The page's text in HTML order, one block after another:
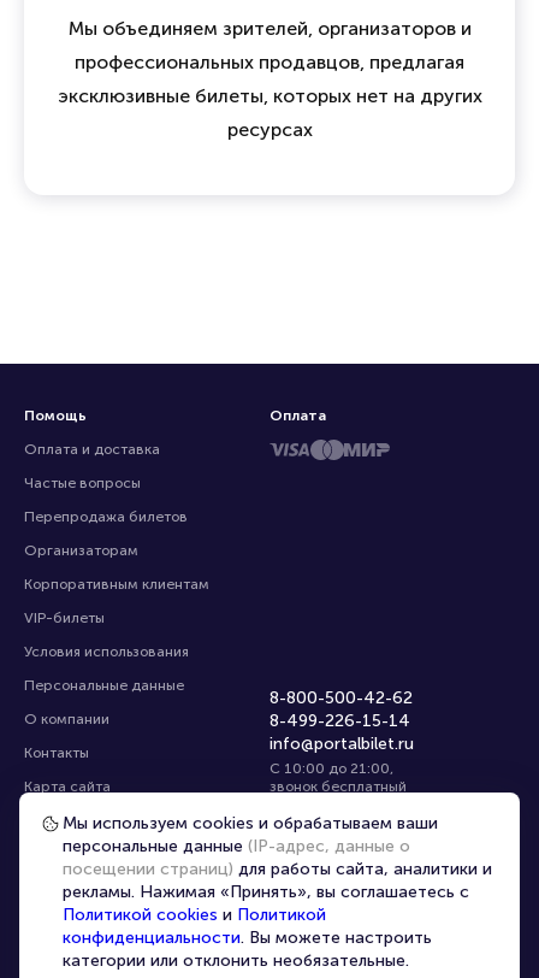
Мы объединяем зрителей, организаторов и
профессиональных продавцов, предлагая
эксклюзивные билеты, которых нет на других
ресурсах
Помощь
Оплата и доставка
Частые вопросы
Перепродажа билетов
Организаторам
Корпоративным клиентам
VIP-билеты
Условия использования
Персональные данные
О компании
Контакты
Карта сайта
Управление cookies
8-800-500-42-62
8-499-226-15-14
info@portalbilet.ru
С 10:00 до 21:00,
звонок бесплатный
Все площадки
Оплата
Главная | Екатеринбург
Мы используем cookies и обрабатываем ваши
персональные данные (IP-адрес, данные о
посещении страниц) для работы сайта, аналитики и
рекламы. Нажимая «Принять», вы соглашаетесь с
Политикой cookies и Политикой
конфиденциальности. Вы можете настроить
категории или отклонить необязательные.